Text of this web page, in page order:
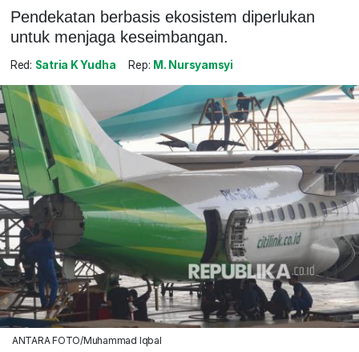
Pendekatan berbasis ekosistem diperlukan
untuk menjaga keseimbangan.
Red: Satria K Yudha Rep: M. Nursyamsyi
ANTARA FOTO/Muhammad Iqbal